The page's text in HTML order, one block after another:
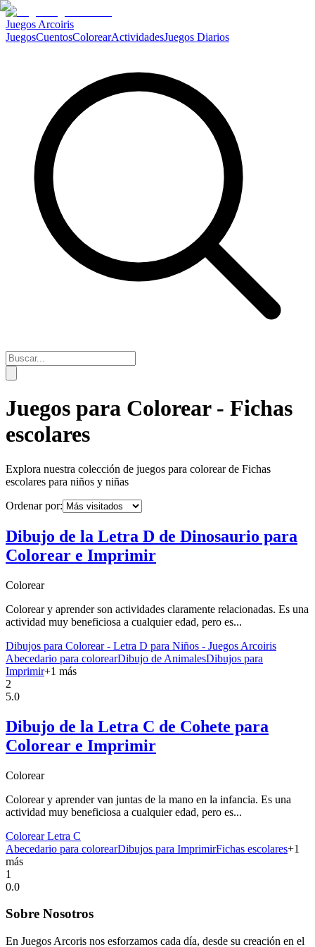
Juegos Arcoiris
JuegosCuentosColorearActividadesJuegos Diarios
Juegos para Colorear - Fichas
escolares
Explora nuestra colección de juegos para colorear de Fichas
escolares para niños y niñas
Ordenar por:
Dibujo de la Letra D de Dinosaurio para
Colorear e Imprimir
Colorear
Colorear y aprender son actividades claramente relacionadas. Es una
actividad muy beneficiosa a cualquier edad, pero es...
Dibujos para Colorear - Letra D para Niños - Juegos Arcoiris
Abecedario para colorearDibujo de AnimalesDibujos para
Imprimir+1 más
2
5.0
Dibujo de la Letra C de Cohete para
Colorear e Imprimir
Colorear
Colorear y aprender van juntas de la mano en la infancia. Es una
actividad muy beneficiosa a cualquier edad, pero es...
Colorear Letra C
Abecedario para colorearDibujos para ImprimirFichas escolares+1
más
1
0.0
Sobre Nosotros
En Juegos Arcoris nos esforzamos cada día, desde su creación en el